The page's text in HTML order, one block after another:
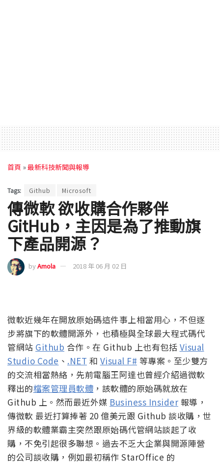
首頁 »最新科技新聞與報導
Tags: Github Microsoft
傳微軟 欲收購合作夥伴
GitHub，主因是為了推動旗
下產品開源？
byAmola 2018 年 06 月 02 日
微軟近幾年在開放原始碼這件事上相當用心，不但逐
步將旗下的軟體開源外，也積極與全球最大程式碼代
管網站 Github 合作。在 Github 上也有包括 Visual
Studio Code 、 .NET 和 Visual F# 等專案。至少雙方
的交流相當熱絡，先前電腦王阿達也曾經介紹過微軟
釋出的檔案管理員軟體 ，該軟體的原始碼就放在
Github 上。然而最近外媒 Business Insider 報導，
傳微軟 最近打算捧著 20 億美元跟 Github 談收購，世
界級的軟體業霸主突然跟原始碼代管網站談起了收
購，不免引起很多聯想。過去不乏大企業與開源陣營
的公司談收購，例如最初稱作 StarOffice 的